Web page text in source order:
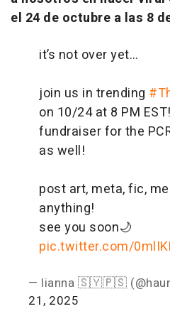
el 24 de octubre a las 8
it’s not over yet…
join us in trending
on 10/24 at 8 PM
fundraiser for the
as well!
post art, meta, fic,
anything!
see you soon🌙
pic.twitter.com/
— lianna 🇸🇾🇵🇸
21, 2025